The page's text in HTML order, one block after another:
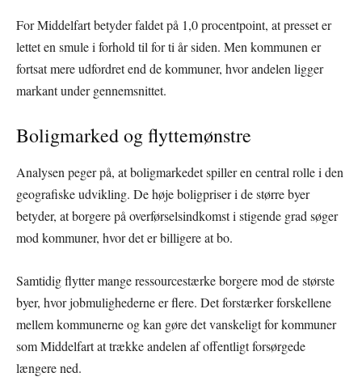
For Middelfart betyder faldet på 1,0 procentpoint, at presset er
lettet en smule i forhold til for ti år siden. Men kommunen er
fortsat mere udfordret end de kommuner, hvor andelen ligger
markant under gennemsnittet.
Boligmarked og flyttemønstre
Analysen peger på, at boligmarkedet spiller en central rolle i den
geografiske udvikling. De høje boligpriser i de større byer
betyder, at borgere på overførselsindkomst i stigende grad søger
mod kommuner, hvor det er billigere at bo.
Samtidig flytter mange ressourcestærke borgere mod de største
byer, hvor jobmulighederne er flere. Det forstærker forskellene
mellem kommunerne og kan gøre det vanskeligt for kommuner
som Middelfart at trække andelen af offentligt forsørgede
længere ned.